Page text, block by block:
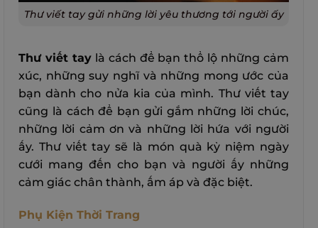
Thư viết tay gửi những lời yêu thương tới người ấy
Thư viết taylà cách để bạn thổ lộ những cảm
xúc, những suy nghĩ và những mong ước của
bạn dành cho nửa kia của mình. Thư viết tay
cũng là cách để bạn gửi gắm những lời chúc,
những lời cảm ơn và những lời hứa với người
ấy. Thư viết tay sẽ là món quà kỷ niệm ngày
cưới mang đến cho bạn và người ấy những
cảm giác chân thành, ấm áp và đặc biệt.
Phụ Kiện Thời Trang